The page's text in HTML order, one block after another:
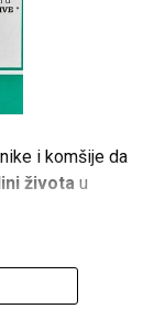
i komšije da
života u